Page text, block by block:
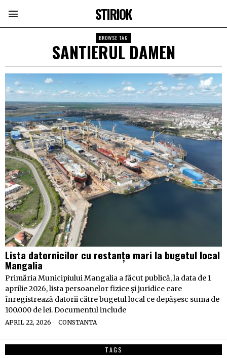
STIRIOK
BROWSE TAG
SANTIERUL DAMEN
Lista datornicilor cu restanțe mari la bugetul local
Mangalia
Primăria Municipiului Mangalia a făcut publică, la data de 1
aprilie 2026, lista persoanelor fizice și juridice care
înregistrează datorii către bugetul local ce depășesc suma de
100.000 de lei. Documentul include
APRIL 22, 2026 CONSTANTA
TAGS